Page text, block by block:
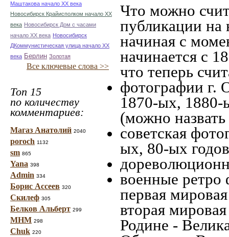
Маштакова начало ХХ века
Новосибирск Крайисполком начало ХХ
века Новосибирск Дом с часами
начало ХХ века Новосибирск
ДКоммунистическая улица начало ХХ
века Берлин Золотая
Все ключевые слова >>
Топ 15
по количеству
комментариев:
Магаз Анатолий 2040
poroch 1132
sm 865
Yana 398
Admin 334
Борис Ассеев 320
Скилеф 305
Белков Альберт 299
МНМ 298
Chuk 220
Что можно
публикации
начиная c
начинается с
что теперь
фотографии г.
1870-ых, 1880-
(можно
советская
ых, 80-ых
военные ретро
первая
вторая
Родине -